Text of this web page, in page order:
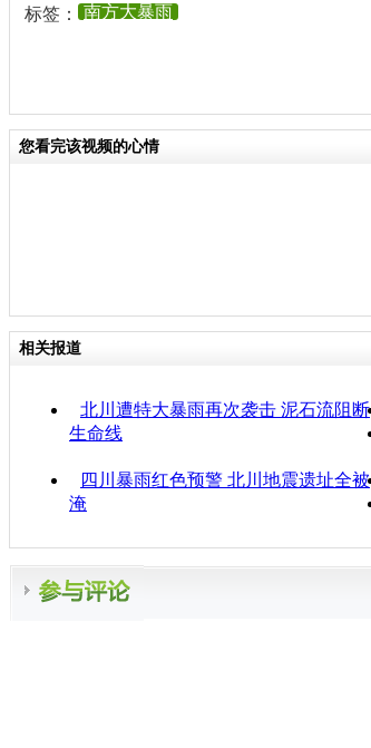
标签：
南方大暴雨
您看完该视频的心情
相关报道
北川遭特大暴雨再次袭击 泥石流阻断
生命线
四川暴雨红色预警 北川地震遗址全被
淹